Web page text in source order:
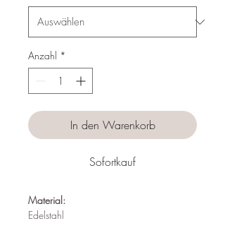
Anzahl *
In den Warenkorb
Sofortkauf
Material:
Edelstahl